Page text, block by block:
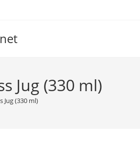
Jug (330 ml)
Jug (330 ml)